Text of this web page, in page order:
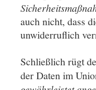
auch nicht, dass
unwiderruflich
Schließlich rügt
der Daten im